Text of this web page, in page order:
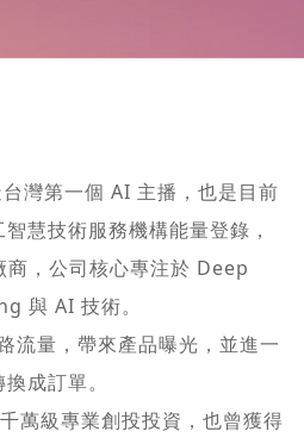
灣第一個 AI 主播，也是目前
慧技術服務機構能量登錄，
商，公司核心專注於 Deep
與 AI 技術。
流量，帶來產品曝光，並進一
成訂單。
萬級專業創投投資，也曾獲得